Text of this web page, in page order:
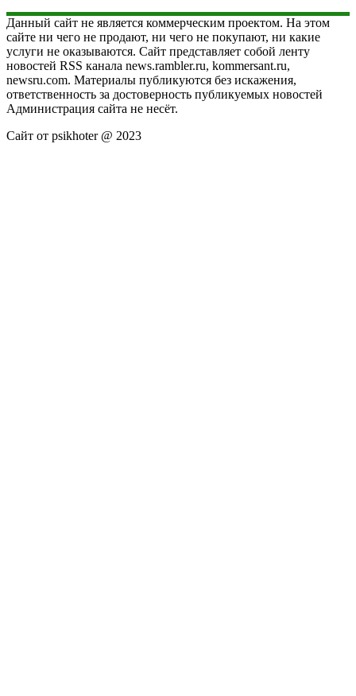
Данный сайт не является коммерческим проектом. На этом
сайте ни чего не продают, ни чего не покупают, ни какие
услуги не оказываются. Сайт представляет собой ленту
новостей RSS канала news.rambler.ru, kommersant.ru,
newsru.com. Материалы публикуются без искажения,
ответственность за достоверность публикуемых новостей
Администрация сайта не несёт.
Сайт от psikhoter @ 2023